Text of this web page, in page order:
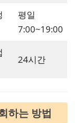
평일
7:00~19:00
24시간
하는 방법